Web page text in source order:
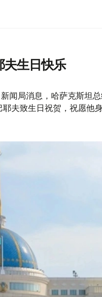
夫生日快乐
闻局消息，哈萨克斯坦
夫致生日祝贺，祝愿他